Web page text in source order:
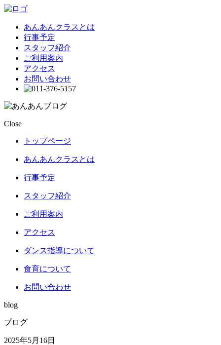
あんあんクラスとは
行事予定
スタッフ紹介
ご利用案内
アクセス
お問い合わせ
Close
トップページ
あんあんクラスとは
行事予定
スタッフ紹介
ご利用案内
アクセス
ダンス指導について
食育について
お問い合わせ
blog
ブログ
2025年5月16日